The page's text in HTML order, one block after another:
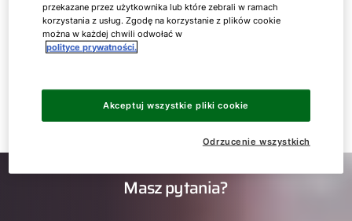
Masz pytania?
przekazane przez użytkownika lub które zebrali w ramach
korzystania z usług. Zgodę na korzystanie z plików cookie
można w każdej chwili odwołać w
polityce prywatności.
Odrzucenie wszystkich
Akceptuj wszystkie pliki cookie